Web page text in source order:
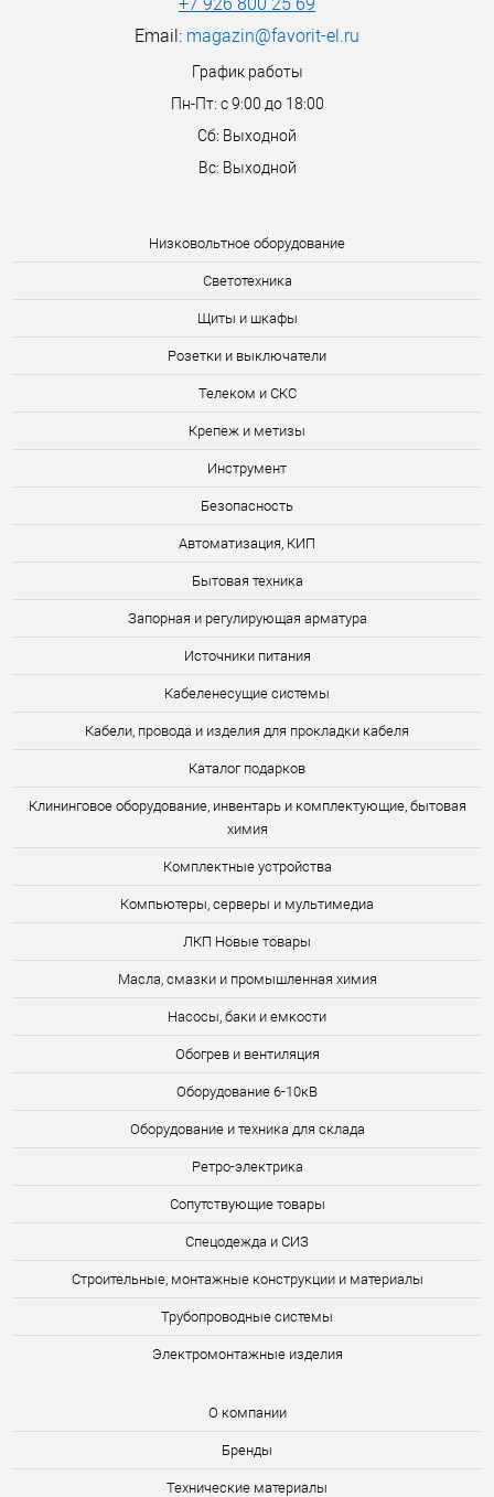
Низковольтное оборудование
Светотехника
Щиты и шкафы
Розетки и выключатели
Телеком и СКС
Крепеж и метизы
Инструмент
Безопасность
Автоматизация, КИП
Бытовая техника
Запорная и регулирующая арматура
Источники питания
Кабеленесущие системы
Кабели, провода и изделия для прокладки кабеля
Каталог подарков
Клининговое оборудование, инвентарь и комплектующие, бытовая
химия
Комплектные устройства
Компьютеры, серверы и мультимедиа
ЛКП Новые товары
Масла, смазки и промышленная химия
Насосы, баки и емкости
Обогрев и вентиляция
Оборудование 6-10кВ
Оборудование и техника для склада
Ретро-электрика
Сопутствующие товары
Спецодежда и СИЗ
Строительные, монтажные конструкции и материалы
Трубопроводные системы
Электромонтажные изделия
О компании
Бренды
Технические материалы
Email: magazin@favorit-el.ru
График работы
Пн-Пт: с 9:00 до 18:00
Сб: Выходной
Вс: Выходной